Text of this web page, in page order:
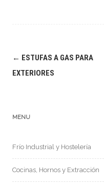
Navegación
de
← ESTUFAS A GAS PARA
EXTERIORES
MENU
Frío Industrial y Hostelería
Cocinas, Hornos y Extracción